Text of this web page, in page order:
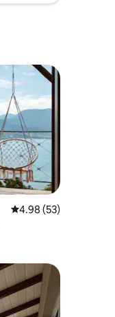
औसत रेटिंग 5 में से 4.98,
4.98 (53)